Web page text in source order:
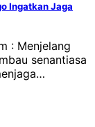
Ingatkan Jaga
: Menjelang
senantiasa